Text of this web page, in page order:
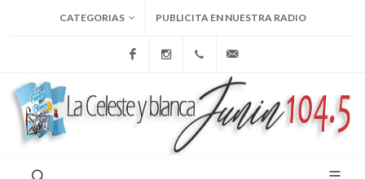
CATEGORIAS PUBLICITA EN NUESTRA RADIO
FacebookInstagram+54 9 236 465-4833